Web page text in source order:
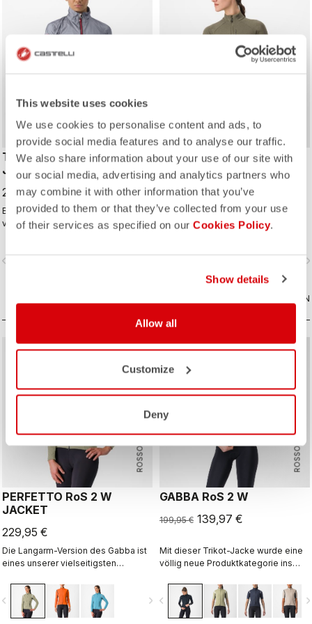
This website uses cookies
We use cookies to personalise content and ads, to
provide social media features and to analyse our traffic.
We also share information about your use of our site with
our social media, advertising and analytics partners who
may combine it with other information that you’ve
provided to them or that they’ve collected from your use
of their services as specified on our Cookies Policy.
Show details
Allow all
Customize
Deny
TEMPESTA LITE W
JACKET
299,95 €
Eine wasserdichte, einfach
verstaubare Jacke, die Sie auf all
und bietet eine großartige
UNLIMITED TRAIL W
JERSEY
149,95 €
Unser wärmstes Allroad-Trikot mit
extremer Performance – wie
VERGLEICHEN
ROSSO CORSA
PERFETTO RoS 2 W
JACKET
229,95 €
Die Langarm-Version des Gabba ist
eines unserer vielseitigsten
INFINIUM™ WINDSTOPPER®-
Material vereint 100%
Winddichtigkeit mit gutem
navigate_next
ROSSO CORSA
sell30% OFF
GABBA RoS 2 W
199,95 € 139,97 €
Mit dieser Trikot-Jacke wurde eine
völlig neue Produktkategorie ins
funktionelle, wasserabweisende
Kurzarm-Jacke, die auch bei
trockenen Bedingungen ideal ist.
navigate_before